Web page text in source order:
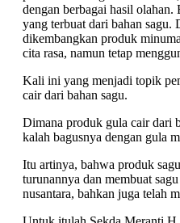
dengan berbagai hasil
yang terbuat dari bahan sagu.
dikembangkan produk
cita rasa, namun tetap
Kali ini yang menjadi topik
cair dari bahan sagu.
Dimana produk gula cair dari
kalah bagusnya dengan gula
Itu artinya, bahwa produk
turunannya dan membuat
nusantara, bahkan juga telah